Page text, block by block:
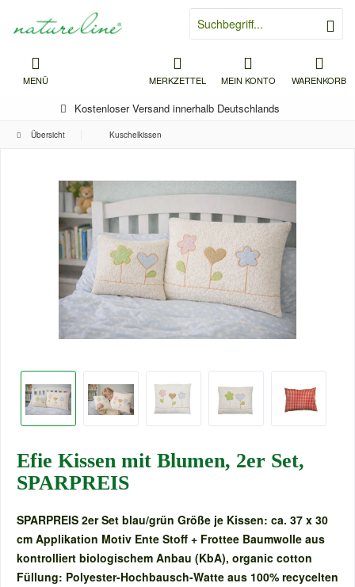
Kostenloser Versand innerhalb Deutschlands
MENÜ WARENKORB
MERKZETTEL MEIN KONTO
Übersicht Kuschelkissen
Efie Kissen mit Blumen, 2er Set,
SPARPREIS
SPARPREIS 2er Set blau/grün Größe je Kissen: ca. 37 x 30
cm Applikation Motiv Ente Stoff + Frottee Baumwolle aus
kontrolliert biologischem Anbau (KbA), organic cotton
Füllung: Polyester-Hochbausch-Watte aus 100% recycelten